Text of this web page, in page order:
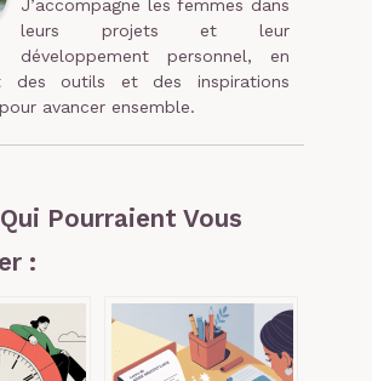
J’accompagne les femmes dans
leurs projets et leur
développement personnel, en
des outils et des inspirations
avancer ensemble.
Pourraient Vous
: